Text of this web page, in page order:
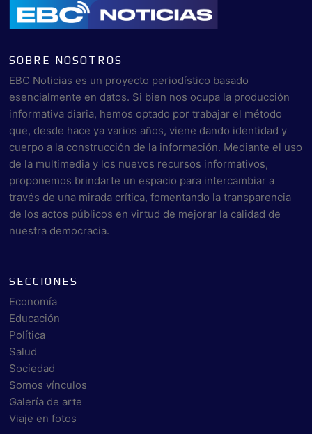
SOBRE NOSOTROS
EBC Noticias es un proyecto periodístico basado
esencialmente en datos. Si bien nos ocupa la producción
informativa diaria, hemos optado por trabajar el método
que, desde hace ya varios años, viene dando identidad y
cuerpo a la construcción de la información. Mediante el uso
de la multimedia y los nuevos recursos informativos,
proponemos brindarte un espacio para intercambiar a
través de una mirada crítica, fomentando la transparencia
de los actos públicos en virtud de mejorar la calidad de
nuestra democracia.
SECCIONES
Economía
Educación
Política
Salud
Sociedad
Somos vínculos
Galería de arte
Viaje en fotos